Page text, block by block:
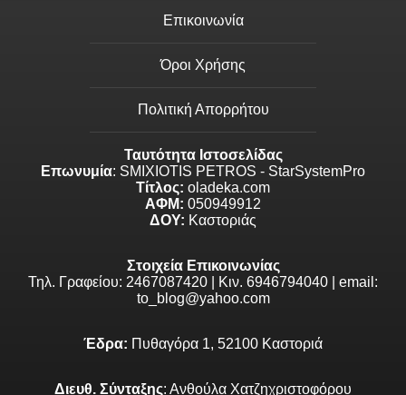
Επικοινωνία
Όροι Χρήσης
Πολιτική Απορρήτου
Ταυτότητα Ιστοσελίδας
Επωνυμία: SMIXIOTIS PETROS - StarSystemPro
Τίτλος: oladeka.com
ΑΦΜ: 050949912
ΔΟΥ: Καστοριάς
Στοιχεία Επικοινωνίας
Τηλ. Γραφείου: 2467087420 | Κιν. 6946794040 | email:
to_blog@yahoo.com
Έδρα: Πυθαγόρα 1, 52100 Καστοριά
Διευθ. Σύνταξης: Ανθούλα Χατζηχριστοφόρου